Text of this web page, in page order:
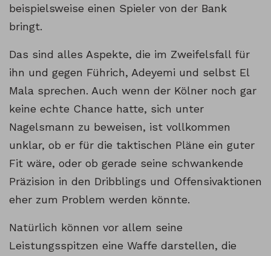
beispielsweise einen Spieler von der Bank
bringt.
Das sind alles Aspekte, die im Zweifelsfall für
ihn und gegen Führich, Adeyemi und selbst El
Mala sprechen. Auch wenn der Kölner noch gar
keine echte Chance hatte, sich unter
Nagelsmann zu beweisen, ist vollkommen
unklar, ob er für die taktischen Pläne ein guter
Fit wäre, oder ob gerade seine schwankende
Präzision in den Dribblings und Offensivaktionen
eher zum Problem werden könnte.
Natürlich können vor allem seine
Leistungsspitzen eine Waffe darstellen, die